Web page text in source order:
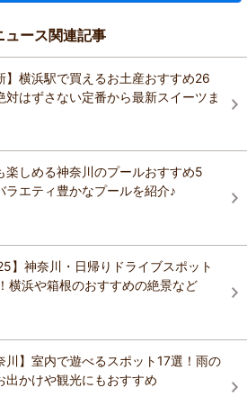
ュース関連記事
】横浜駅で買えるお土産おすすめ26
対はずさない定番から最新スイーツま
楽しめる神奈川のプールおすすめ5
ラエティ豊かなプールを紹介♪
】神奈川・日帰りドライブスポット
横浜や箱根のおすすめの絶景など
川】室内で遊べるスポット17選！雨の
出かけや観光にもおすすめ